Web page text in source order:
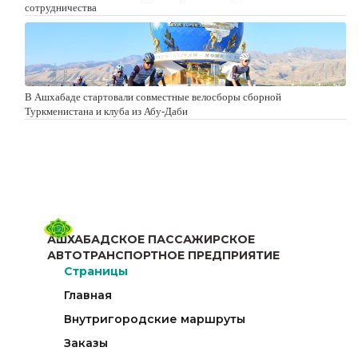
сотрудничества
В Ашхабаде стартовали совместные велосборы сборной
Туркменистана и клуба из Абу-Даби
АШХАБАДСКОЕ ПАССАЖИРСКОЕ
АВТОТРАНСПОРТНОЕ ПРЕДПРИЯТИЕ
Страницы
Главная
Внутригородские маршруты
Заказы